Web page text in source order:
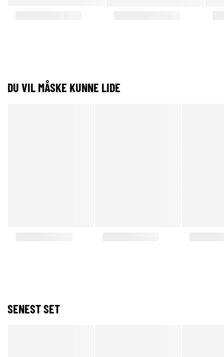
DU VIL MÅSKE KUNNE LIDE
SENEST SET